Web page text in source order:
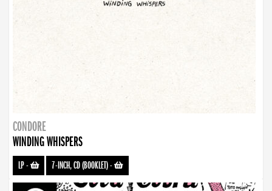
CONDORE
WINDING WHISPERS
LP- 7-INCH, CD (BOOKLET)-